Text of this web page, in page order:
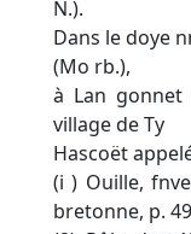
N.).
Dans le doye
(Mo rb.),
à Lan
village de Ty­
Hascoët
(i ) Ouille,
bretonne, p.